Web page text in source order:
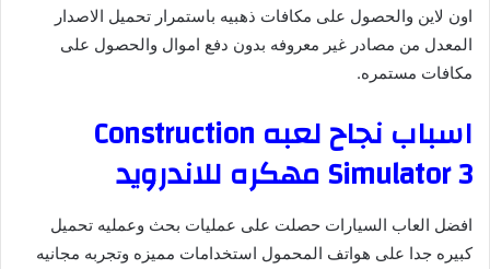
اون لاين والحصول على مكافات ذهبيه باستمرار تحميل الاصدار
المعدل من مصادر غير معروفه بدون دفع اموال والحصول على
مكافات مستمره.
اسباب نجاح لعبه Construction
Simulator 3 مهكره للاندرويد
افضل العاب السيارات حصلت على عمليات بحث وعمليه تحميل
كبيره جدا على هواتف المحمول استخدامات مميزه وتجربه مجانيه